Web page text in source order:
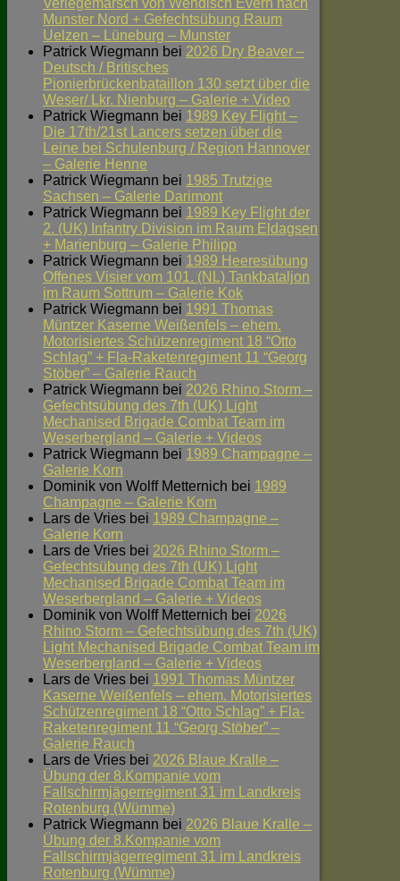
Munster Nord + Gefechtsübung Raum
Uelzen – Lüneburg – Munster
Patrick Wiegmann bei 2026 Dry Beaver –
Deutsch / Britisches
Pionierbrückenbataillon 130 setzt über die
Weser/ Lkr. Nienburg – Galerie + Video
Patrick Wiegmann bei 1989 Key Flight –
Die 17th/21st Lancers setzen über die
Leine bei Schulenburg / Region Hannover
– Galerie Henne
Patrick Wiegmann bei 1985 Trutzige
Sachsen – Galerie Darimont
Patrick Wiegmann bei 1989 Key Flight der
2. (UK) Infantry Division im Raum Eldagsen
+ Marienburg – Galerie Philipp
Patrick Wiegmann bei 1989 Heeresübung
Offenes Visier vom 101. (NL) Tankbataljon
im Raum Sottrum – Galerie Kok
Patrick Wiegmann bei 1991 Thomas
Müntzer Kaserne Weißenfels – ehem.
Motorisiertes Schützenregiment 18 “Otto
Schlag” + Fla-Raketenregiment 11 “Georg
Stöber” – Galerie Rauch
Patrick Wiegmann bei 2026 Rhino Storm –
Gefechtsübung des 7th (UK) Light
Mechanised Brigade Combat Team im
Weserbergland – Galerie + Videos
Patrick Wiegmann bei 1989 Champagne –
Galerie Korn
Dominik von Wolff Metternich bei 1989
Champagne – Galerie Korn
Lars de Vries bei 1989 Champagne –
Galerie Korn
Lars de Vries bei 2026 Rhino Storm –
Gefechtsübung des 7th (UK) Light
Mechanised Brigade Combat Team im
Weserbergland – Galerie + Videos
Dominik von Wolff Metternich bei 2026
Rhino Storm – Gefechtsübung des 7th (UK)
Light Mechanised Brigade Combat Team im
Weserbergland – Galerie + Videos
Lars de Vries bei 1991 Thomas Müntzer
Kaserne Weißenfels – ehem. Motorisiertes
Schützenregiment 18 “Otto Schlag” + Fla-
Raketenregiment 11 “Georg Stöber” –
Galerie Rauch
Lars de Vries bei 2026 Blaue Kralle –
Übung der 8.Kompanie vom
Fallschirmjägerregiment 31 im Landkreis
Rotenburg (Wümme)
Patrick Wiegmann bei 2026 Blaue Kralle –
Übung der 8.Kompanie vom
Fallschirmjägerregiment 31 im Landkreis
Rotenburg (Wümme)